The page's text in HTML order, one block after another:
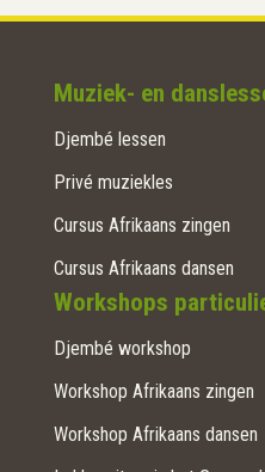
Muziek- en
Djembé lessen
Privé muziekles
Cursus Afrikaans zingen
Cursus Afrikaans dansen
Workshops
Djembé workshop
Workshop Afrikaans zingen
Workshop Afrikaans dansen